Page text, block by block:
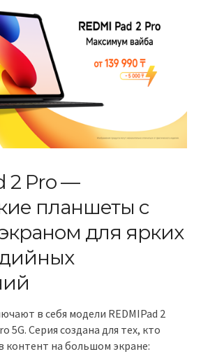
2 Pro —
планшеты с
для ярких
в себя модели REDMIPad 2
5G. Серия создана для тех, кто
контент на большом экране: